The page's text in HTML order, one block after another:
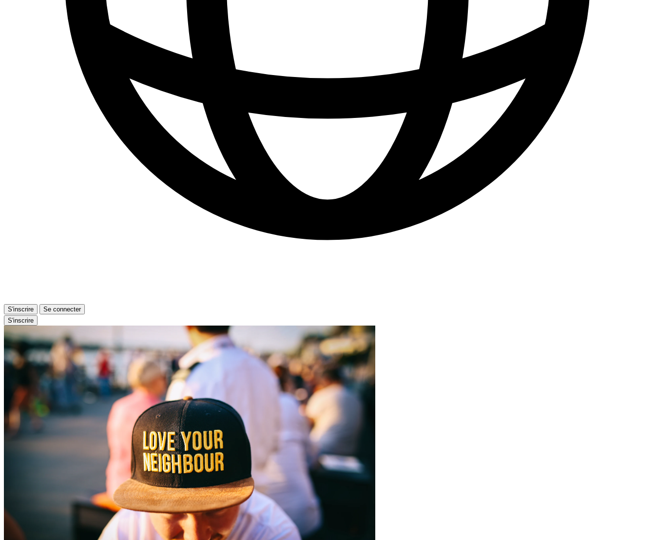
S'inscrire
Se connecter
S'inscrire